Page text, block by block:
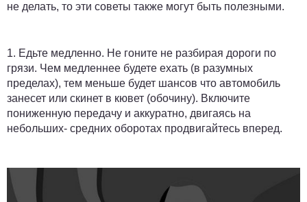
не делать, то эти советы также могут быть полезными.
1. Едьте медленно. Не гоните не разбирая дороги по
грязи. Чем медленнее будете ехать (в разумных
пределах), тем меньше будет шансов что автомобиль
занесет или скинет в кювет (обочину). Включите
пониженную передачу и аккуратно, двигаясь на
небольших- средних оборотах продвигайтесь вперед.